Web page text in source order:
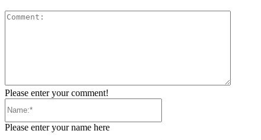
Please enter your comment!
Please enter your name here